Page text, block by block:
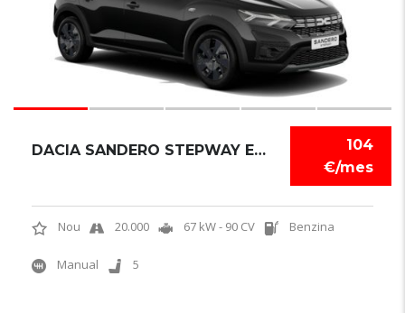
104
€/mes
DACIA SANDERO STEPWAY EXPRESSION
Nou 20.000 67 kW - 90 CV Benzina
Manual 5